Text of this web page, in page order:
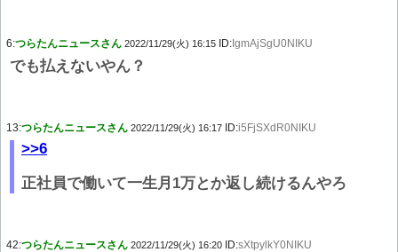
6:つらたんニュースさん 2022/11/29(火) 16:15 ID: IgmAjSgU0NIKU
でも払えないやん？
13:つらたんニュースさん 2022/11/29(火) 16:17 ID:i5FjSXdR0NIKU
>>6
正社員で働いて一生月1万とか返し続けるんやろ
42:つらたんニュースさん 2022/11/29(火) 16:20 ID:sXtpylkY0NIKU